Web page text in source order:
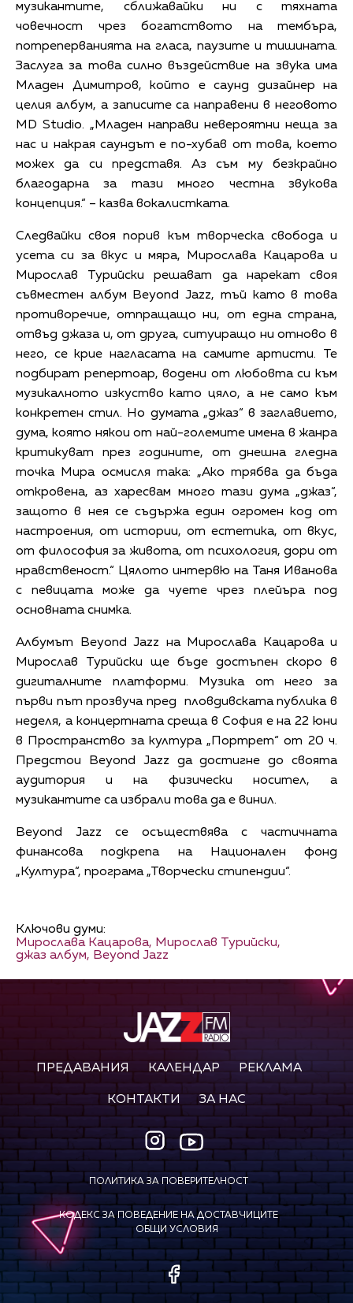
музикантите, сближавайки ни с тяхната
човечност чрез богатството на тембъра,
потреперванията на гласа, паузите и тишината.
Заслуга за това силно въздействие на звука има
Младен Димитров, който е саунд дизайнер на
целия албум, а записите са направени в неговото
MD Studio. „Младен направи невероятни неща за
нас и накрая саундът е по-хубав от това, което
можех да си представя. Аз съм му безкрайно
благодарна за тази много честна звукова
концепция.“ – казва вокалистката.
Следвайки своя порив към творческа свобода и
усета си за вкус и мяра, Мирослава Кацарова и
Мирослав Турийски решават да нарекат своя
съвместен албум Beyond Jazz, тъй като в това
противоречие, отпращащо ни, от една страна,
отвъд джаза и, от друга, ситуиращо ни отново в
него, се крие нагласата на самите артисти. Те
подбират репертоар, водени от любовта си към
музикалното изкуство като цяло, а не само към
конкретен стил. Но думата „джаз“ в заглавието,
дума, която някои от най-големите имена в жанра
критикуват през годините, от днешна гледна
точка Мира осмисля така: „Ако трябва да бъда
откровена, аз харесвам много тази дума „джаз“,
защото в нея се съдържа един огромен код от
настроения, от истории, от естетика, от вкус,
от философия за живота, от психология, дори от
нравственост.“ Цялото интервю на Таня Иванова
с певицата може да чуете чрез плейъра под
основната снимка.
Албумът Beyond Jazz на Мирослава Кацарова и
Мирослав Турийски ще бъде достъпен скоро в
дигиталните платформи. Музика от него за
първи път прозвуча пред пловдивската публика в
неделя, а концертната среща в София е на 22 юни
в Пространство за култура „Портрет“ от 20 ч.
Предстои Beyond Jazz да достигне до своята
аудитория и на физически носител, а
музикантите са избрали това да е винил.
Beyond Jazz се осъществява с частичната
финансова подкрепа на Национален фонд
„Култура“, програма „Творчески стипендии“.
Ключови думи:
Мирослава Кацарова, Мирослав Турийски,
джаз албум, Beyond Jazz
ПРЕДАВАНИЯ КАЛЕНДАР РЕКЛАМА
КОНТАКТИ ЗА НАС
ПОЛИТИКА ЗА ПОВЕРИТЕЛНОСТ
КОДЕКС ЗА ПОВЕДЕНИЕ НА ДОСТАВЧИЦИТЕ
ОБЩИ УСЛОВИЯ